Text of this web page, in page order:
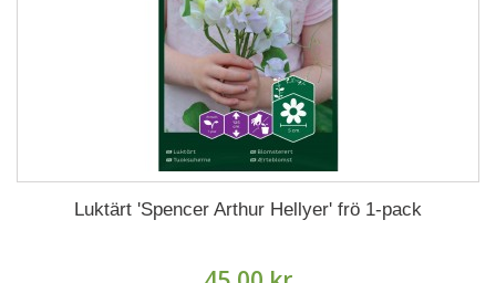
Luktärt 'Spencer Arthur Hellyer' frö 1-pack